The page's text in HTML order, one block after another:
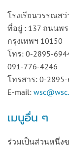
โรงเรียนวรรณสว่
ที่อยู่ : 137 ถนนพ
กรุงเทพฯ 10150
โทร: 0-2895-
091-776-4246
โทรสาร: 0-2895-
E-mail:
เมนูอื่น ๆ
ร่วมเป็นส่วนหนึ่งข